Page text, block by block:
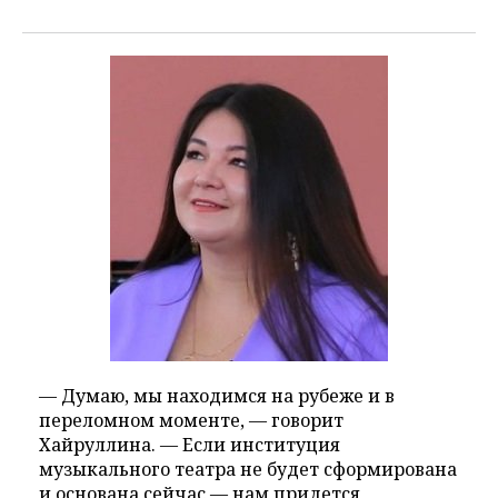
— Думаю, мы находимся на рубеже и в
переломном моменте, — говорит
Хайруллина. — Если институция
музыкального театра не будет сформирована